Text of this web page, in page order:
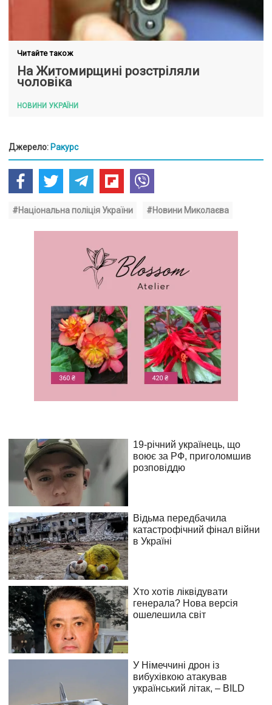
Читайте також
На Житомирщині розстріляли
чоловіка
НОВИНИ УКРАЇНИ
Джерело: Ракурс
#Національна поліція України #Новини Миколаєва